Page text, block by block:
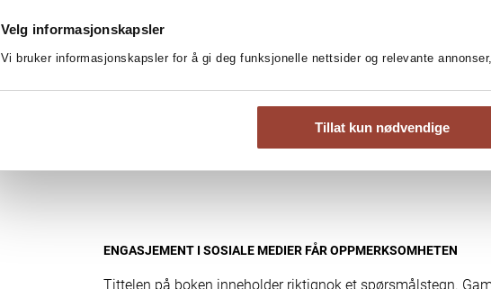
Velg informasjonskapsler
Vi bruker informasjonskapsler for å gi deg funksjonelle nettsider og relevante
Tillat kun nødvendige
Vi er mer opptatt av
egenidentitet enn før. Vi er
hva som skjer utenfor
medier påvirker måtene vi
og organiserer på
ENGASJEMENT I SOSIALE MEDIER FÅR OPPMERKSOMHETEN
Tittelen på boken inneholder riktignok et spørsmålstegn.